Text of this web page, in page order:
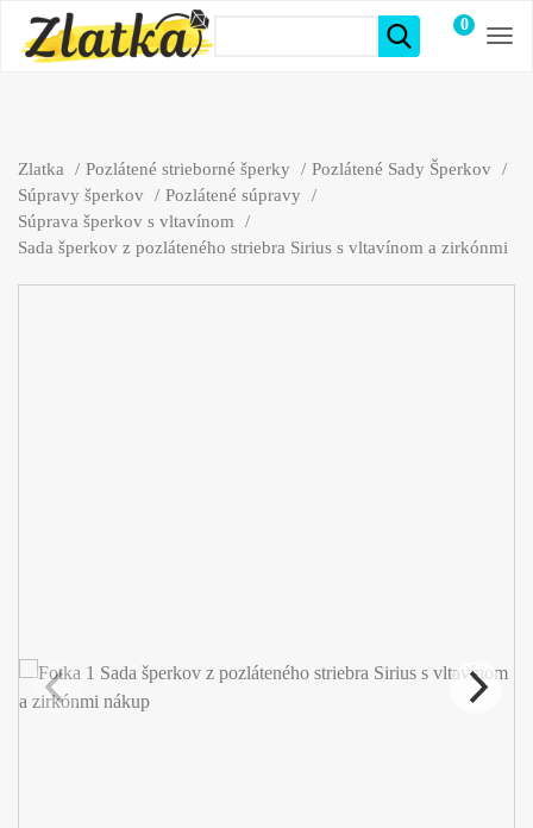
0
položiek
Zlatka Pozlátené strieborné šperky
Pozlátené Sady Šperkov
Súpravy šperkov
Pozlátené súpravy
Súprava šperkov s vltavínom
Sada šperkov z pozláteného striebra Sirius s vltavínom a zirkónmi